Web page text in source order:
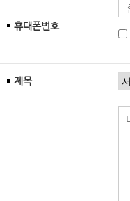
휴대폰번호
제목